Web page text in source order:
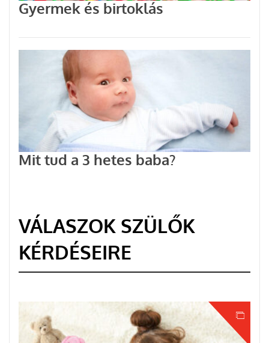
Gyermek és birtoklás
Mit tud a 3 hetes baba?
VÁLASZOK SZÜLŐK
KÉRDÉSEIRE